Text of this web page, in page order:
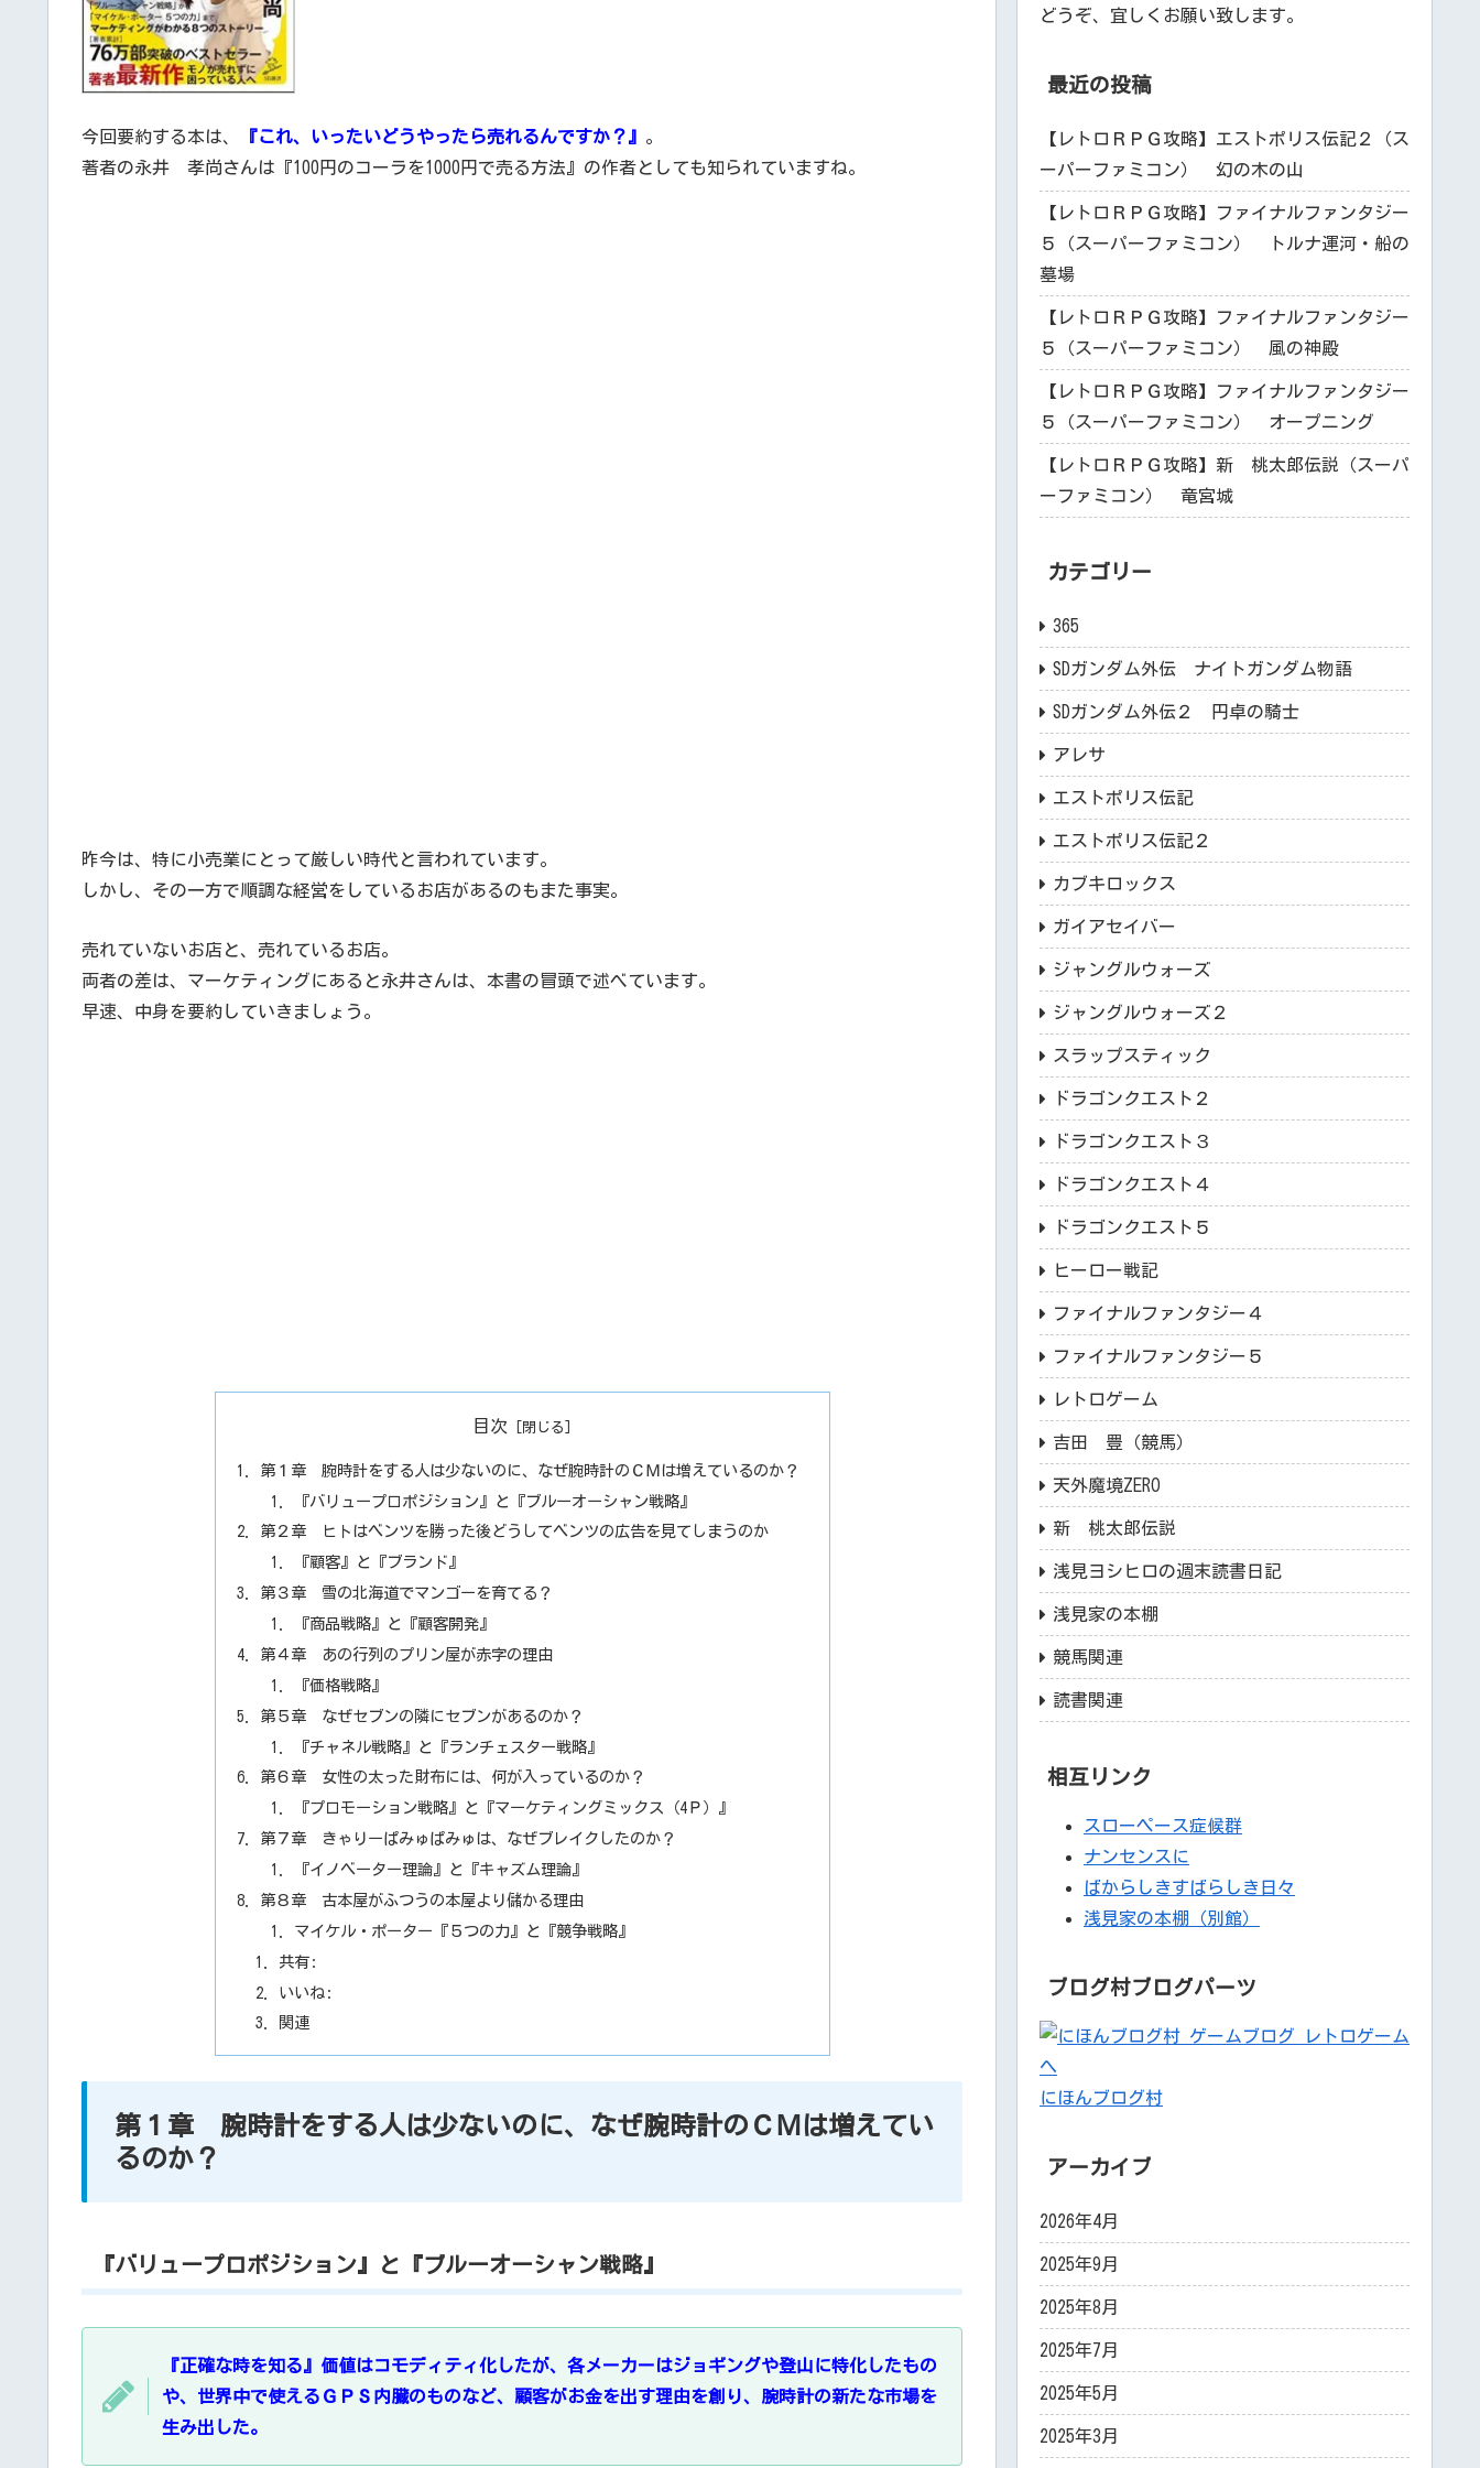
今回要約する本は、 『これ、いったいどうやったら売れるんですか？』 。
著者の永井 孝尚さんは『100円のコーラを1000円で売る方法』の作者としても知られていますね。
昨今は、特に小売業にとって厳しい時代と言われています。
しかし、その一方で順調な経営をしているお店があるのもまた事実。
売れていないお店と、売れているお店。
両者の差は、マーケティングにあると永井さんは、本書の冒頭で述べています。
早速、中身を要約していきましょう。
目次
第１章 腕時計をする人は少ないのに、なぜ腕時計のＣＭは増えているのか？
『バリュープロポジション』と『ブルーオーシャン戦略』
第２章 ヒトはベンツを勝った後どうしてベンツの広告を見てしまうのか
『顧客』と『ブランド』
第３章 雪の北海道でマンゴーを育てる？
『商品戦略』と『顧客開発』
第４章 あの行列のプリン屋が赤字の理由
『価格戦略』
第５章 なぜセブンの隣にセブンがあるのか？
『チャネル戦略』と『ランチェスター戦略』
第６章 女性の太った財布には、何が入っているのか？
『プロモーション戦略』と『マーケティングミックス（4Ｐ）』
第７章 きゃりーぱみゅぱみゅは、なぜブレイクしたのか？
『イノベーター理論』と『キャズム理論』
第８章 古本屋がふつうの本屋より儲かる理由
マイケル・ポーター『５つの力』と『競争戦略』
共有:
いいね:
関連
第１章 腕時計をする人は少ないのに、なぜ腕時計のＣＭは増えてい
るのか？
『バリュープロポジション』と『ブルーオーシャン戦略』
『正確な時を知る』価値はコモディティ化したが、各メーカーはジョギングや登山に特化したもの
や、世界中で使えるＧＰＳ内臓のものなど、顧客がお金を出す理由を創り、腕時計の新たな市場を
生み出した。
どうぞ、宜しくお願い致します。
最近の投稿
【レトロＲＰＧ攻略】エストポリス伝記２（ス
ーパーファミコン） 幻の木の山
【レトロＲＰＧ攻略】ファイナルファンタジー
５（スーパーファミコン） トルナ運河・船の
墓場
【レトロＲＰＧ攻略】ファイナルファンタジー
５（スーパーファミコン） 風の神殿
【レトロＲＰＧ攻略】ファイナルファンタジー
５（スーパーファミコン） オープニング
【レトロＲＰＧ攻略】新 桃太郎伝説（スーパ
ーファミコン） 竜宮城
カテゴリー
365
SDガンダム外伝 ナイトガンダム物語
SDガンダム外伝２ 円卓の騎士
アレサ
エストポリス伝記
エストポリス伝記２
カブキロックス
ガイアセイバー
ジャングルウォーズ
ジャングルウォーズ２
スラップスティック
ドラゴンクエスト２
ドラゴンクエスト３
ドラゴンクエスト４
ドラゴンクエスト５
ヒーロー戦記
ファイナルファンタジー４
ファイナルファンタジー５
レトロゲーム
吉田 豊（競馬）
天外魔境ZERO
新 桃太郎伝説
浅見ヨシヒロの週末読書日記
浅見家の本棚
競馬関連
読書関連
相互リンク
スローペース症候群
ナンセンスに
ばからしきすばらしき日々
浅見家の本棚（別館）
ブログ村ブログパーツ
にほんブログ村
アーカイブ
2026年4月
2025年9月
2025年8月
2025年7月
2025年5月
2025年3月